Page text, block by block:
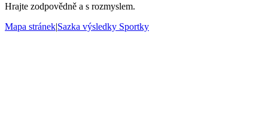
Hrajte zodpovědně a s rozmyslem.
Mapa stránek|Sazka výsledky Sportky